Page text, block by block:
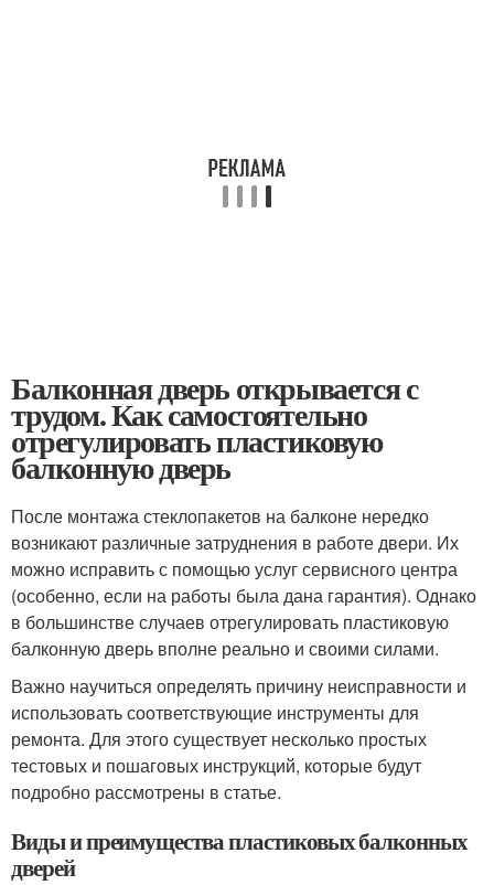
Балконная дверь открывается с
трудом. Как самостоятельно
отрегулировать пластиковую
балконную дверь
После монтажа стеклопакетов на балконе нередко
возникают различные затруднения в работе двери. Их
можно исправить с помощью услуг сервисного центра
(особенно, если на работы была дана гарантия). Однако
в большинстве случаев отрегулировать пластиковую
балконную дверь вполне реально и своими силами.
Важно научиться определять причину неисправности и
использовать соответствующие инструменты для
ремонта. Для этого существует несколько простых
тестовых и пошаговых инструкций, которые будут
подробно рассмотрены в статье.
Виды и преимущества пластиковых балконных
дверей